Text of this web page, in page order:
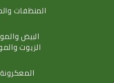
المنظفات
البيض
الزيوت